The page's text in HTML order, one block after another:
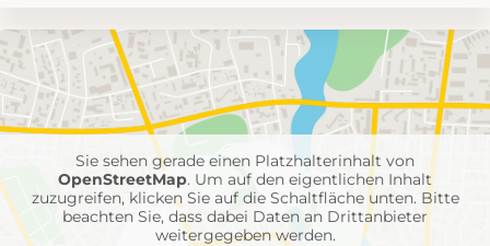
Umgebungskarte
mit
Feuerwehr-
Einheiten
Sie sehen gerade einen Platzhalterinhalt von
OpenStreetMap. Um auf den eigentlichen Inhalt
zuzugreifen, klicken Sie auf die Schaltfläche unten. Bitte
beachten Sie, dass dabei Daten an Drittanbieter
weitergegeben werden.